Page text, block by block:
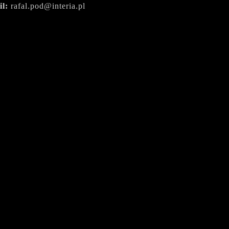
rafal.pod@interia.pl